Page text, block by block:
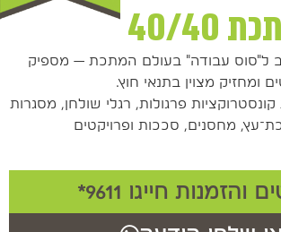
40
40/40 נחשב ל"סוס עבודה" בעולם המתכת — מספיק
ומחזיק מצוין בתנאי חוץ.
פרגולות, רגלי שולחן, מסגרות
מחסנים, סככות ופרויקטים
והזמנות חייגו 9611*